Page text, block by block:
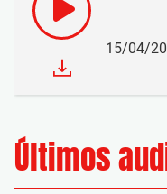
15/04/
Últimos